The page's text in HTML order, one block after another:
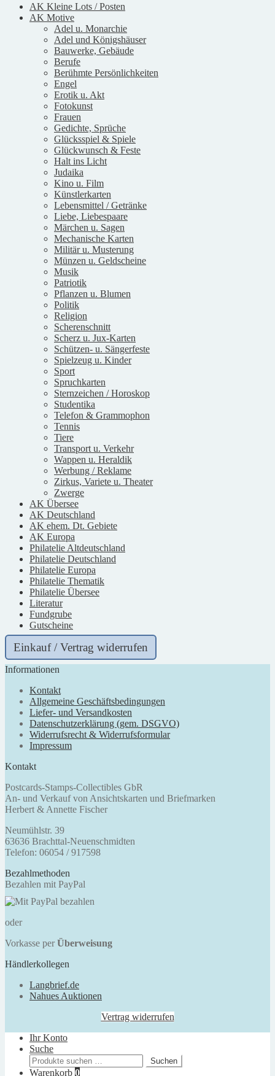
AK Kleine Lots / Posten
AK Motive
Adel u. Monarchie
Adel und Königshäuser
Bauwerke, Gebäude
Berufe
Berühmte Persönlichkeiten
Engel
Erotik u. Akt
Fotokunst
Frauen
Gedichte, Sprüche
Glücksspiel & Spiele
Glückwunsch & Feste
Halt ins Licht
Judaika
Kino u. Film
Künstlerkarten
Lebensmittel / Getränke
Liebe, Liebespaare
Märchen u. Sagen
Mechanische Karten
Militär u. Musterung
Münzen u. Geldscheine
Musik
Patriotik
Pflanzen u. Blumen
Politik
Religion
Scherenschnitt
Scherz u. Jux-Karten
Schützen- u. Sängerfeste
Spielzeug u. Kinder
Sport
Spruchkarten
Sternzeichen / Horoskop
Studentika
Telefon & Grammophon
Tennis
Tiere
Transport u. Verkehr
Wappen u. Heraldik
Werbung / Reklame
Zirkus, Variete u. Theater
Zwerge
AK Übersee
AK Deutschland
AK ehem. Dt. Gebiete
AK Europa
Philatelie Altdeutschland
Philatelie Deutschland
Philatelie Europa
Philatelie Thematik
Philatelie Übersee
Literatur
Fundgrube
Gutscheine
Einkauf / Vertrag widerrufen
Informationen
Kontakt
Allgemeine Geschäftsbedingungen
Liefer- und Versandkosten
Datenschutzerklärung (gem. DSGVO)
Widerrufsrecht & Widerrufsformular
Impressum
Kontakt
Postcards-Stamps-Collectibles GbR
An- und Verkauf von Ansichtskarten und Briefmarken
Herbert & Annette Fischer
Neumühlstr. 39
63636 Brachttal-Neuenschmidten
Telefon: 06054 / 917598
Bezahlmethoden
Bezahlen mit PayPal
oder
Vorkasse per Überweisung
Händlerkollegen
Langbrief.de
Nahues Auktionen
Vertrag widerrufen
Ihr Konto
Suche
Suchen
nach:
Suchen
Warenkorb 0